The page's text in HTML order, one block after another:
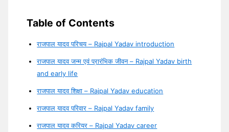
Table of Contents
राजपाल यादव परिचय – Rajpal Yadav introduction
राजपाल यादव जन्म एवं प्रारंभिक जीवन – Rajpal Yadav birth
and early life
राजपाल यादव शिक्षा – Rajpal Yadav education
राजपाल यादव परिवार – Rajpal Yadav family
राजपाल यादव करियर – Rajpal Yadav career